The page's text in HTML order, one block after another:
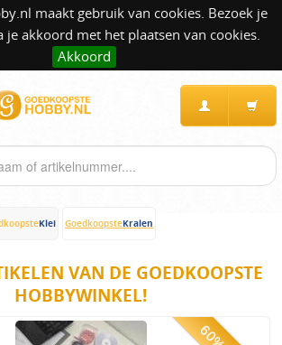
maakt gebruik van cookies. Bezoek je
je akkoord met het plaatsen van cookies.
Akkoord
Klei GoedkoopsteKralen
VAN DE GOEDKOOPSTE
HOBBYWINKEL!